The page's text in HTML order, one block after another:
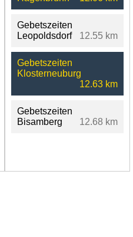
Gebetszeiten
Leopoldsdorf
12.55 km
Gebetszeiten
Klosterneuburg
12.63 km
Gebetszeiten
Bisamberg
12.68 km